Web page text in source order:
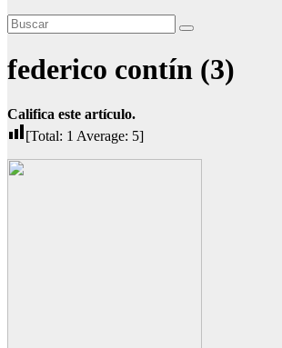
federico contín (3)
Califica este artículo.
[Total: 1 Average: 5]